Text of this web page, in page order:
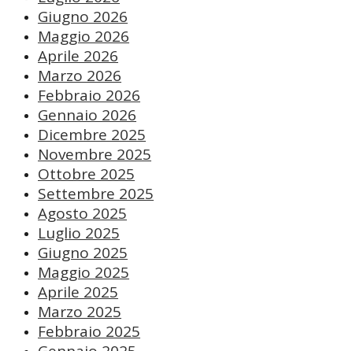
Giugno 2026
Maggio 2026
Aprile 2026
Marzo 2026
Febbraio 2026
Gennaio 2026
Dicembre 2025
Novembre 2025
Ottobre 2025
Settembre 2025
Agosto 2025
Luglio 2025
Giugno 2025
Maggio 2025
Aprile 2025
Marzo 2025
Febbraio 2025